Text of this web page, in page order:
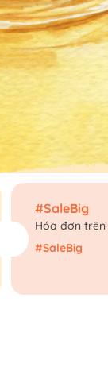
#SaleBig
Hóa đơn trên
#SaleBig